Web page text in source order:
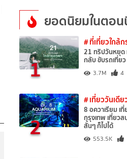
ยอดนิยมในตอ
1
# ที่เที่ยวใกล้
21 ทริปวันหยุด
กลับ ขับรถเที่ย
3.7M 4
2
# เที่ยววันเดีย
8 อควาเรียม เ
กรุงเทพ เที่ยว
สั้นๆ ก็ไปได้
553.5K